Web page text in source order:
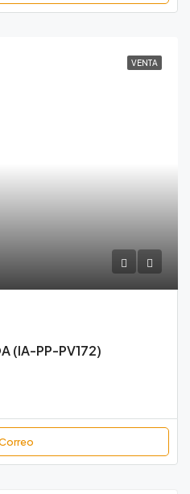
VENTA
(IA-PP-PV172)